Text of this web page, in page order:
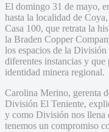
El domingo 31 de mayo,
hasta la localidad de
Casa 100, que retrata la
la Braden Copper
los espacios de la
diferentes instancias y
identidad minera regional.
Carolina Merino, gerenta
División El Teniente,
y como División nos llena
tenemos un compromiso